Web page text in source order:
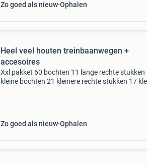
Zo goed als nieuw Ophalen
Heel veel houten treinbaanwegen +
accesoires
Xxl pakket 60 bochten 11 lange rechte stukken
kleine bochten 21 kleinere rechte stukken 17
Zo goed als nieuw Ophalen